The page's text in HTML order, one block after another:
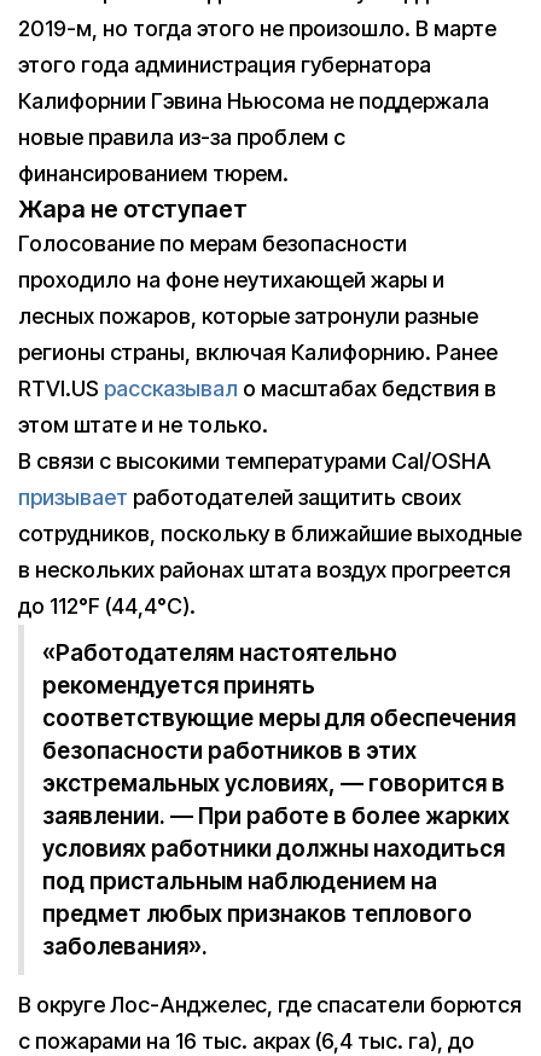
2019-м, но тогда этого не произошло. В марте
этого года администрация губернатора
Калифорнии Гэвина Ньюсома не поддержала
новые правила из-за проблем с
финансированием тюрем.
Жара не отступает
Голосование по мерам безопасности
проходило на фоне неутихающей жары и
лесных пожаров, которые затронули разные
регионы страны, включая Калифорнию. Ранее
RTVI.US рассказывал о масштабах бедствия в
этом штате и не только.
В связи с высокими температурами Cal/OSHA
призывает работодателей защитить своих
сотрудников, поскольку в ближайшие выходные
в нескольких районах штата воздух прогреется
до 112°F (44,4°С).
«Работодателям настоятельно
рекомендуется принять
соответствующие меры для обеспечения
безопасности работников в этих
экстремальных условиях, — говорится в
заявлении. — При работе в более жарких
условиях работники должны находиться
под пристальным наблюдением на
предмет любых признаков теплового
заболевания».
В округе Лос-Анджелес, где спасатели борются
с пожарами на 16 тыс. акрах (6,4 тыс. га), до